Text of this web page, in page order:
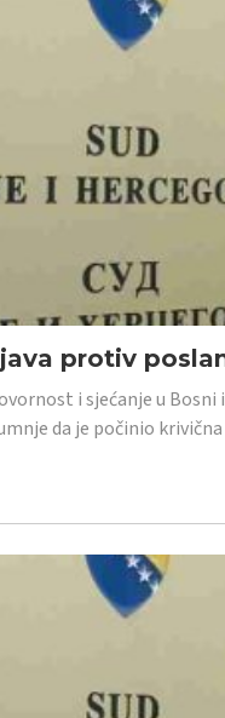
protiv
i sjećanje u
da je počinio